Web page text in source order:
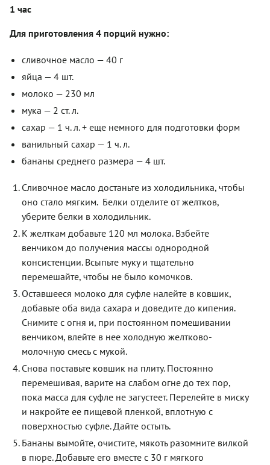
1 час
Для приготовления 4 порций нужно:
сливочное масло — 40 г
яйца — 4 шт.
молоко — 230 мл
мука — 2 ст. л.
сахар — 1 ч. л. + еще немного для подготовки форм
ванильный сахар — 1 ч. л.
бананы среднего размера — 4 шт.
Сливочное масло достаньте из холодильника, чтобы
оно стало мягким. Белки отделите от желтков,
уберите белки в холодильник.
К желткам добавьте 120 мл молока. Взбейте
венчиком до получения массы однородной
консистенции. Всыпьте муку и тщательно
перемешайте, чтобы не было комочков.
Оставшееся молоко для суфле налейте в ковшик,
добавьте оба вида сахара и доведите до кипения.
Снимите с огня и, при постоянном помешивании
венчиком, влейте в нее холодную желтково-
молочную смесь с мукой.
Снова поставьте ковшик на плиту. Постоянно
перемешивая, варите на слабом огне до тех пор,
пока масса для суфле не загустеет. Перелейте в миску
и накройте ее пищевой пленкой, вплотную с
поверхностью суфле. Дайте остыть.
Бананы вымойте, очистите, мякоть разомните вилкой
в пюре. Добавьте его вместе с 30 г мягкого